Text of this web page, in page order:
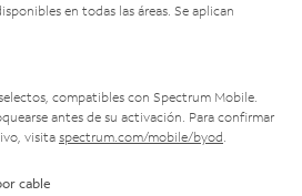
en todas las áreas. Se aplican
compatibles con Spectrum Mobile.
antes de su activación. Para confirmar
visita spectrum.com/mobile/byod
cable